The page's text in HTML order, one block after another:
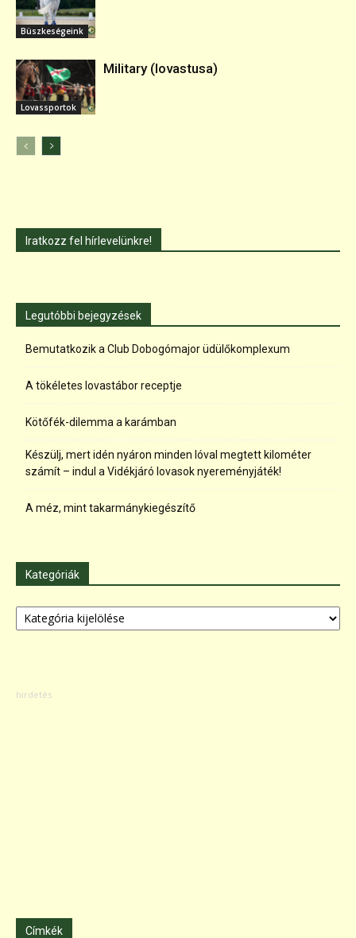
Büszkeségeink
Lovassportok
Military (lovastusa)
Iratkozz fel hírlevelünkre!
Legutóbbi bejegyzések
Bemutatkozik a Club Dobogómajor üdülőkomplexum
A tökéletes lovastábor receptje
Kötőfék-dilemma a karámban
Készülj, mert idén nyáron minden lóval megtett kilométer
számít – indul a Vidékjáró lovasok nyereményjáték!
A méz, mint takarmánykiegészítő
Kategóriák
Kategóriák
Címkék